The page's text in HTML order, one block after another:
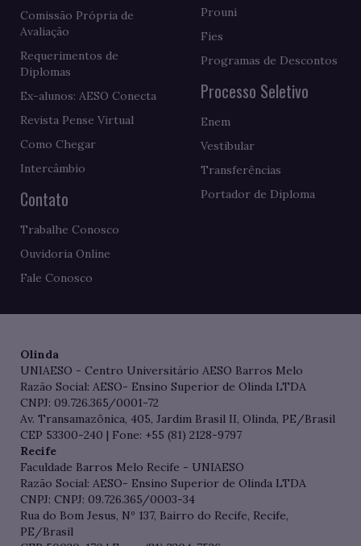
Comissão Própria de
Avaliação
Requerimentos de
Diplomas
Ex-alunos: AESO Conecta
Revista Pense Virtual
Como Chegar
Intercâmbio
Contato
Trabalhe Conosco
Ouvidoria Online
Fale Conosco
Prouni
Fies
Programas de Descontos
Processo Seletivo
Enem
Vestibular
Transferências
Portador de Diploma
Olinda
UNIAESO - Centro Universitário AESO Barros Melo
Razão Social: AESO- Ensino Superior de Olinda LTDA
CNPJ: 09.726.365/0001-72
Av. Transamazônica, 405, Jardim Brasil II, Olinda, PE/Brasil
CEP 53300-240 | Fone: +55 (81) 2128-9797
Recife
Faculdade Barros Melo Recife - UNIAESO
Razão Social: AESO- Ensino Superior de Olinda LTDA
CNPJ: CNPJ: 09.726.365/0003-34
Rua do Bom Jesus, Nº 137, Bairro do Recife, Recife,
PE/Brasil